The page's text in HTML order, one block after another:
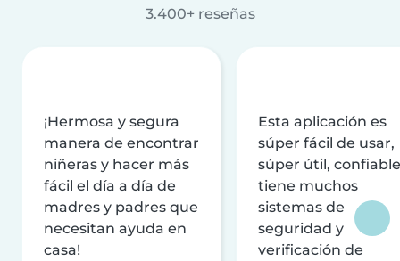
3.400+ reseñas
¡Hermosa y segura
manera de encontrar
niñeras y hacer más
fácil el día a día de
madres y padres que
necesitan ayuda en
casa!
Esta aplicación es
súper fácil de usar,
súper útil,
tiene muchos
sistemas de
seguridad y
verificación de